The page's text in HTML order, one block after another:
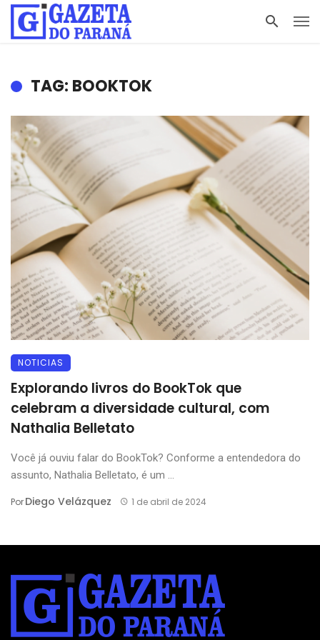
TAG: BOOKTOK
NOTICIAS
Explorando livros do BookTok que
celebram a diversidade cultural, com
Nathalia Belletato
Você já ouviu falar do BookTok? Conforme a entendedora do
assunto, Nathalia Belletato, é um ...
PorDiego Velázquez 1 de abril de 2024